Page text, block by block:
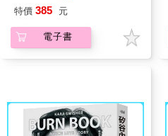
特價 385 元
電子書